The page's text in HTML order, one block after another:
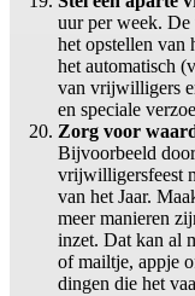
uur per week.
het opstellen van
het automatisch
van vrijwilligers
en speciale
Zorg voor
Bijvoorbeeld
vrijwilligersfeest
van het Jaar.
meer manieren
inzet. Dat kan al
of mailtje, appje
dingen die het